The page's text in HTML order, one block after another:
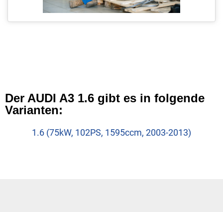
Der AUDI A3 1.6 gibt es in folgende
Varianten:
1.6 (75kW, 102PS, 1595ccm, 2003-2013)